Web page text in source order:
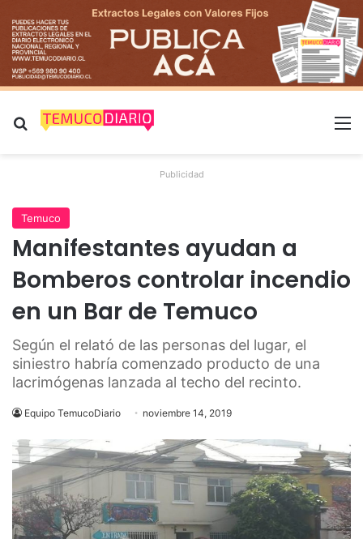
Buscar por
Publicidad
Temuco
Manifestantes ayudan a
Bomberos controlar incendio
en un Bar de Temuco
Según el relató de las personas del lugar, el
siniestro habría comenzado producto de una
lacrimógenas lanzada al techo del recinto.
Equipo TemucoDiario noviembre 14, 2019